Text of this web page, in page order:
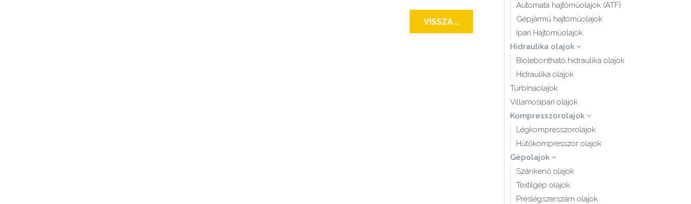
VISSZA...
Automata hajtóműolajok (ATF)
Gépjármű hajtóműolajok
Ipari Hajtóműolajok
Hidraulika olajok
Biolebontható hidraulika olajok
Hidraulika olajok
Turbinaolajok
Villamosipari olajok
Kompresszorolajok
Légkompresszorolajok
Hűtőkompresszor olajok
Gépolajok
Szánkenő olajok
Textilgép olajok
Préslégszerszám olajok